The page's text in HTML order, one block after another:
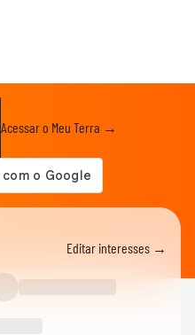
Acessar o Meu Terra →
Editar interesses →